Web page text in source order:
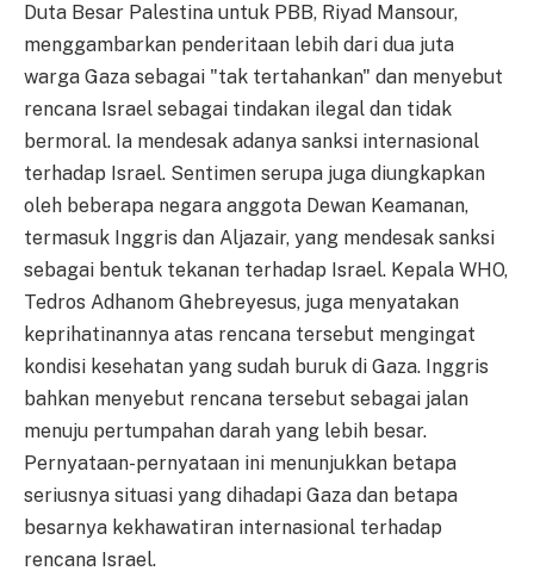
Duta Besar Palestina untuk PBB, Riyad Mansour,
menggambarkan penderitaan lebih dari dua juta
warga Gaza sebagai "tak tertahankan" dan menyebut
rencana Israel sebagai tindakan ilegal dan tidak
bermoral. Ia mendesak adanya sanksi internasional
terhadap Israel. Sentimen serupa juga diungkapkan
oleh beberapa negara anggota Dewan Keamanan,
termasuk Inggris dan Aljazair, yang mendesak sanksi
sebagai bentuk tekanan terhadap Israel. Kepala WHO,
Tedros Adhanom Ghebreyesus, juga menyatakan
keprihatinannya atas rencana tersebut mengingat
kondisi kesehatan yang sudah buruk di Gaza. Inggris
bahkan menyebut rencana tersebut sebagai jalan
menuju pertumpahan darah yang lebih besar.
Pernyataan-pernyataan ini menunjukkan betapa
seriusnya situasi yang dihadapi Gaza dan betapa
besarnya kekhawatiran internasional terhadap
rencana Israel.